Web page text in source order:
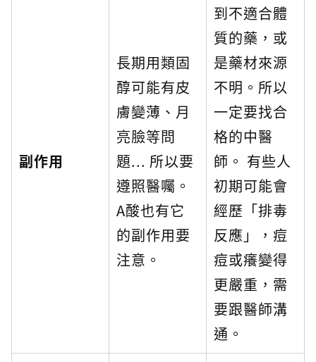
副作用
長期用類固
醇可能有皮
膚變薄、月
亮臉等問
題... 所以要
遵照醫囑。
A酸也有它
的副作用要
注意。
到不適合體
質的藥，或
是藥材來源
不明。所以
一定要找合
格的中醫
師。 有些人
初期可能會
經歷「排毒
反應」，痘
痘或癢變得
更嚴重，需
要跟醫師溝
通。